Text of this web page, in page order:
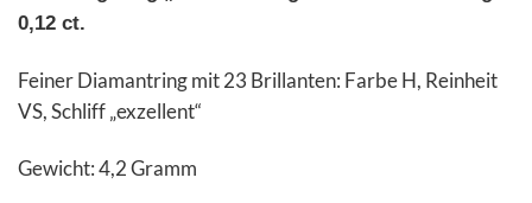
0,12 ct.
Feiner Diamantring mit 23 Brillanten: Farbe H, Reinheit
VS, Schliff „exzellent“
Gewicht: 4,2 Gramm